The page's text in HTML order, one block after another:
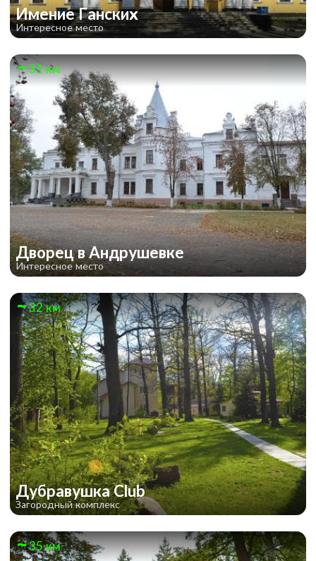
Имение Ганских
Интересное место
31 км
Дворец в Андрушевке
Интересное место
32 км
Дубравушка Club
Загородный комплекс
35 км